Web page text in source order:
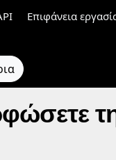
Επιφάνεια